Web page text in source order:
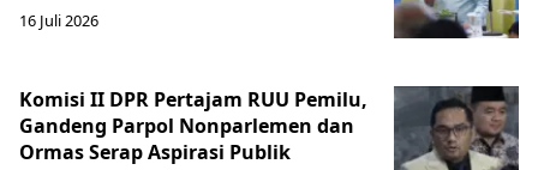
16 Juli 2026
Komisi II DPR Pertajam RUU Pemilu,
Gandeng Parpol Nonparlemen dan
Ormas Serap Aspirasi Publik